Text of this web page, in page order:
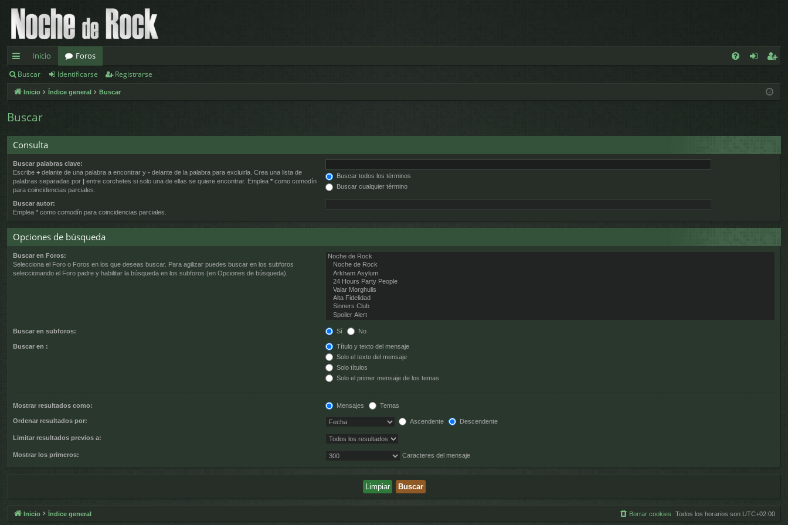
nl
ac
es
pi
d
os
Inicio
Foros
rs
ist
e
Buscar Identificarse Registrarse
Inicio Índice general Buscar
Buscar
Consulta
Buscar palabras clave:
Escribe + delante de una palabra a encontrar y - delante de la palabra para excluirla. Crea una lista de
palabras separadas por | entre corchetes si solo una de ellas se quiere encontrar. Emplea * como comodín
para coincidencias parciales.
Buscar todos los términos
Buscar cualquier término
Buscar autor:
Emplea * como comodín para coincidencias parciales.
Opciones de búsqueda
Buscar en Foros:
Selecciona el Foro o Foros en los que deseas buscar. Para agilizar puedes buscar en los subforos
seleccionando el Foro padre y habilitar la búsqueda en los subforos (en Opciones de búsqueda).
Buscar en subforos: Sí No
Buscar en :
Título y texto del mensaje
Solo el texto del mensaje
Solo títulos
Solo el primer mensaje de los temas
Mostrar resultados como: Mensajes Temas
Ordenar resultados por: Ascendente Descendente
Limitar resultados previos a:
Mostrar los primeros: Caracteres del mensaje
Inicio Índice general Todos los horarios son UTC+02:00
Borrar cookies